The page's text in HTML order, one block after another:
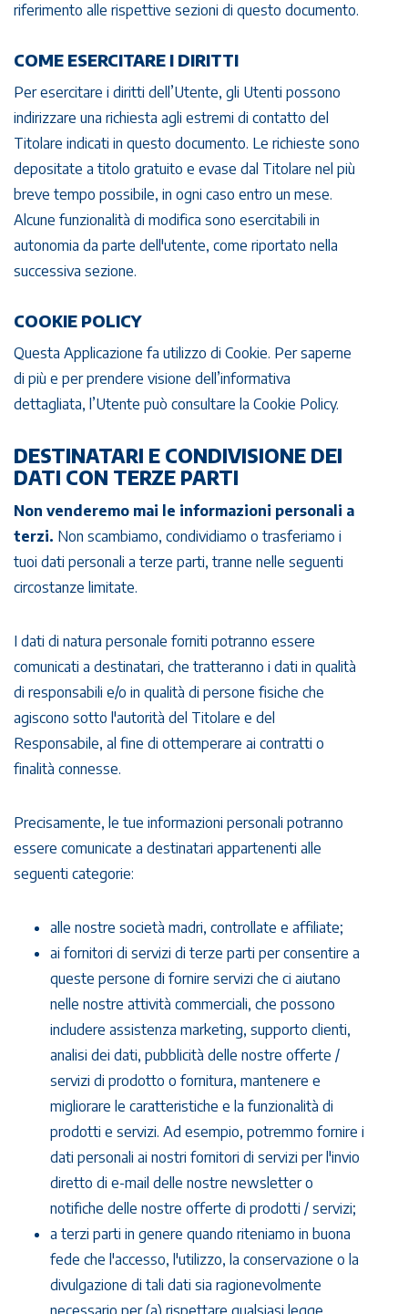
riferimento alle rispettive sezioni di questo documento.
COME ESERCITARE I DIRITTI
Per esercitare i diritti dell’Utente, gli Utenti possono
indirizzare una richiesta agli estremi di contatto del
Titolare indicati in questo documento. Le richieste sono
depositate a titolo gratuito e evase dal Titolare nel più
breve tempo possibile, in ogni caso entro un mese.
Alcune funzionalità di modifica sono esercitabili in
autonomia da parte dell'utente, come riportato nella
successiva sezione.
COOKIE POLICY
Questa Applicazione fa utilizzo di Cookie. Per saperne
di più e per prendere visione dell’informativa
dettagliata, l’Utente può consultare la Cookie Policy.
DESTINATARI E CONDIVISIONE DEI
DATI CON TERZE PARTI
Non venderemo mai le informazioni personali a
terzi. Non scambiamo, condividiamo o trasferiamo i
tuoi dati personali a terze parti, tranne nelle seguenti
circostanze limitate.
I dati di natura personale forniti potranno essere
comunicati a destinatari, che tratteranno i dati in qualità
di responsabili e/o in qualità di persone fisiche che
agiscono sotto l'autorità del Titolare e del
Responsabile, al fine di ottemperare ai contratti o
finalità connesse.
Precisamente, le tue informazioni personali potranno
essere comunicate a destinatari appartenenti alle
seguenti categorie:
alle nostre società madri, controllate e affiliate;
ai fornitori di servizi di terze parti per consentire a
queste persone di fornire servizi che ci aiutano
nelle nostre attività commerciali, che possono
includere assistenza marketing, supporto clienti,
analisi dei dati, pubblicità delle nostre offerte /
servizi di prodotto o fornitura, mantenere e
migliorare le caratteristiche e la funzionalità di
prodotti e servizi. Ad esempio, potremmo fornire i
dati personali ai nostri fornitori di servizi per l'invio
diretto di e-mail delle nostre newsletter o
notifiche delle nostre offerte di prodotti / servizi;
a terzi parti in genere quando riteniamo in buona
fede che l'accesso, l'utilizzo, la conservazione o la
divulgazione di tali dati sia ragionevolmente
necessario per (a) rispettare qualsiasi legge,